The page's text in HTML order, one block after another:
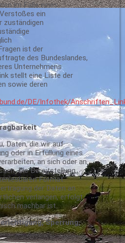
im Falle eines
ein
zuständigen
ist der
des Bundeslandes,
Unternehmens
stellt eine Liste der
sowie deren
DE/Infothek/
Daten, die wir auf
oder in Erfüllung eines
an sich oder an
Die Bereitstellung
Format.
der Daten an
verlangen, erfolgt
machbar ist.
Sperrung,